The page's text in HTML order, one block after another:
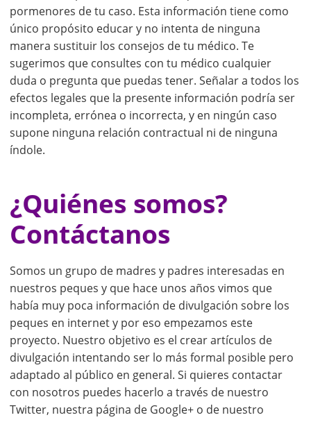
pormenores de tu caso. Esta información tiene como
único propósito educar y no intenta de ninguna
manera sustituir los consejos de tu médico. Te
sugerimos que consultes con tu médico cualquier
duda o pregunta que puedas tener. Señalar a todos los
efectos legales que la presente información podría ser
incompleta, errónea o incorrecta, y en ningún caso
supone ninguna relación contractual ni de ninguna
índole.
¿Quiénes somos?
Contáctanos
Somos un grupo de madres y padres interesadas en
nuestros peques y que hace unos años vimos que
había muy poca información de divulgación sobre los
peques en internet y por eso empezamos este
proyecto. Nuestro objetivo es el crear artículos de
divulgación intentando ser lo más formal posible pero
adaptado al público en general. Si quieres contactar
con nosotros puedes hacerlo a través de nuestro
Twitter, nuestra página de Google+ o de nuestro